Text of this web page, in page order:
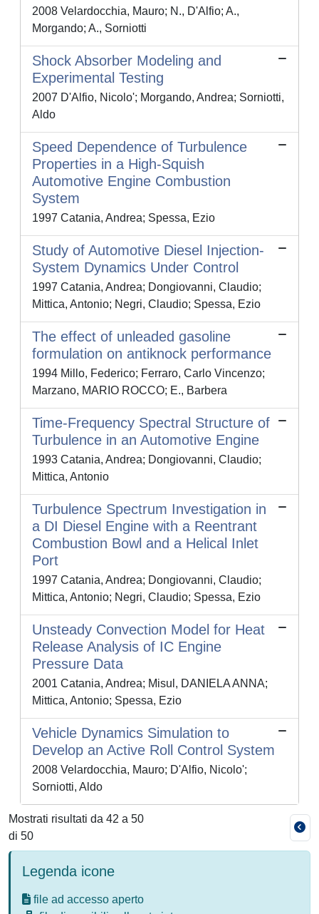
2008 Velardocchia, Mauro; N., D'Alfio; A.,
Morgando; A., Sorniotti
Shock Absorber Modeling and
Experimental Testing
2007 D'Alfio, Nicolo'; Morgando, Andrea; Sorniotti,
Aldo
Speed Dependence of Turbulence
Properties in a High-Squish
Automotive Engine Combustion
System
1997 Catania, Andrea; Spessa, Ezio
Study of Automotive Diesel Injection-
System Dynamics Under Control
1997 Catania, Andrea; Dongiovanni, Claudio;
Mittica, Antonio; Negri, Claudio; Spessa, Ezio
The effect of unleaded gasoline
formulation on antiknock performance
1994 Millo, Federico; Ferraro, Carlo Vincenzo;
Marzano, MARIO ROCCO; E., Barbera
Time-Frequency Spectral Structure of
Turbulence in an Automotive Engine
1993 Catania, Andrea; Dongiovanni, Claudio;
Mittica, Antonio
Turbulence Spectrum Investigation in
a DI Diesel Engine with a Reentrant
Combustion Bowl and a Helical Inlet
Port
1997 Catania, Andrea; Dongiovanni, Claudio;
Mittica, Antonio; Negri, Claudio; Spessa, Ezio
Unsteady Convection Model for Heat
Release Analysis of IC Engine
Pressure Data
2001 Catania, Andrea; Misul, DANIELA ANNA;
Mittica, Antonio; Spessa, Ezio
Vehicle Dynamics Simulation to
Develop an Active Roll Control System
2008 Velardocchia, Mauro; D'Alfio, Nicolo';
Sorniotti, Aldo
Mostrati risultati da 42 a 50
di 50
Legenda icone
file ad accesso aperto